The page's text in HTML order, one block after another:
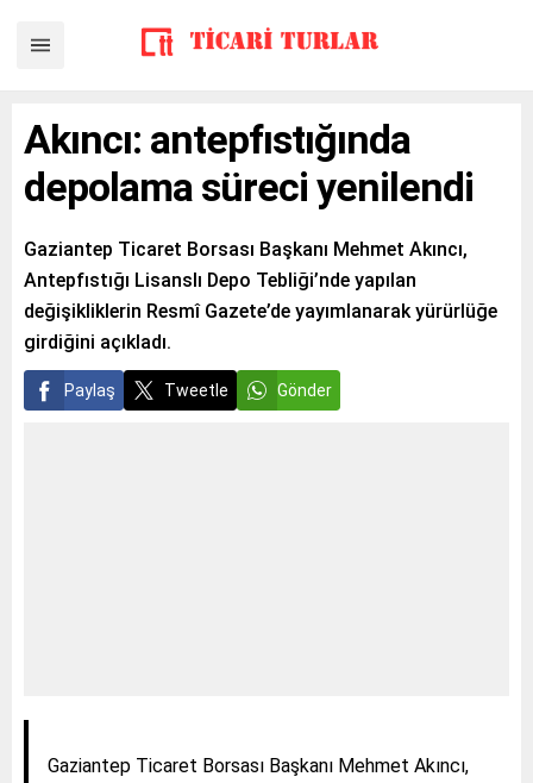
Akıncı: antepfıstığında
depolama süreci yenilendi
Gaziantep Ticaret Borsası Başkanı Mehmet Akıncı,
Antepfıstığı Lisanslı Depo Tebliği’nde yapılan
değişikliklerin Resmî Gazete’de yayımlanarak yürürlüğe
girdiğini açıkladı.
Paylaş Tweetle Gönder
Gaziantep Ticaret Borsası Başkanı Mehmet Akıncı,